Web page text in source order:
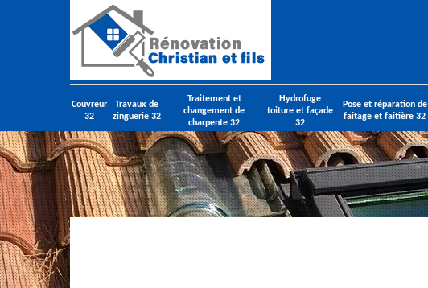
Couvreur
32
Travaux de
zinguerie 32
Traitement et
changement de
charpente 32
Hydrofuge
toiture et façade
32
Pose et réparation de
faîtage et faîtière 32